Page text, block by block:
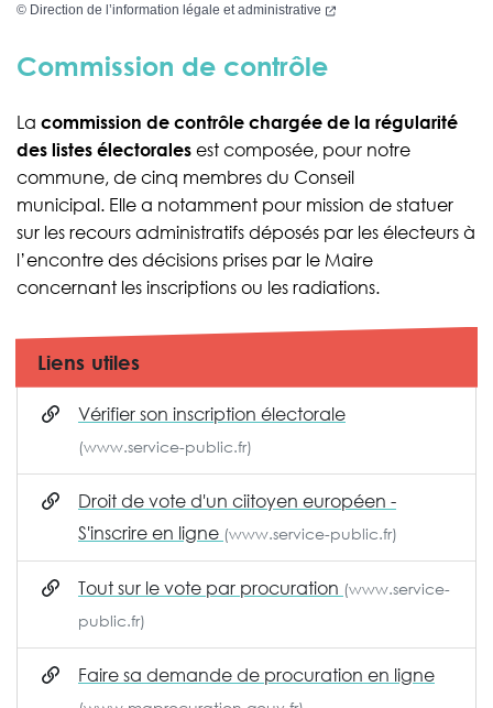
© Direction de l’information légale et administrative (nouvelle fenêtre)
Commission de contrôle
La commission de contrôle chargée de la régularité
des listes électorales est composée, pour notre
commune, de cinq membres du Conseil
municipal. Elle a notamment pour mission de statuer
sur les recours administratifs déposés par les électeurs à
l’encontre des décisions prises par le Maire
concernant les inscriptions ou les radiations.
Liens utiles
Vérifier son inscription électorale
(www.service-public.fr)
Droit de vote d'un ciitoyen européen -
S'inscrire en ligne (www.service-public.fr)
Tout sur le vote par procuration (www.service-
public.fr)
Faire sa demande de procuration en ligne